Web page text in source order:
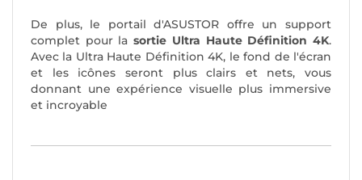
De plus, le portail d'ASUSTOR offre un support
complet pour la sortie Ultra Haute Définition 4K.
Avec la Ultra Haute Définition 4K, le fond de l'écran
et les icônes seront plus clairs et nets, vous
donnant une expérience visuelle plus immersive
et incroyable